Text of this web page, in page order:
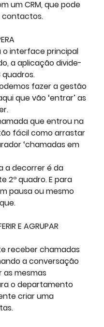
um CRM, que pode
contactos.
o interface principal
a aplicação divide-
fazer a gestão
que vão ‘entrar’ as
que entrou na
fácil como arrastar
‘chamadas em
a decorrer é da
2º quadro. E para
pausa ou mesmo
E AGRUPAR
receber chamadas
a conversação
mesmas
o departamento
criar uma